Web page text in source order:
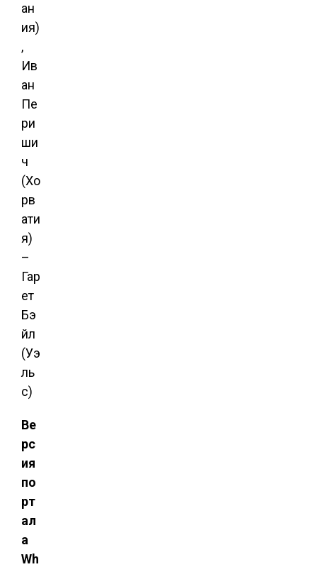
ан
ия)
,
Ив
ан
Пе
ри
ши
ч
(Хо
рв
ати
я)
–
Гар
ет
Бэ
йл
(Уэ
ль
с)
Ве
рс
ия
по
рт
ал
а
Wh